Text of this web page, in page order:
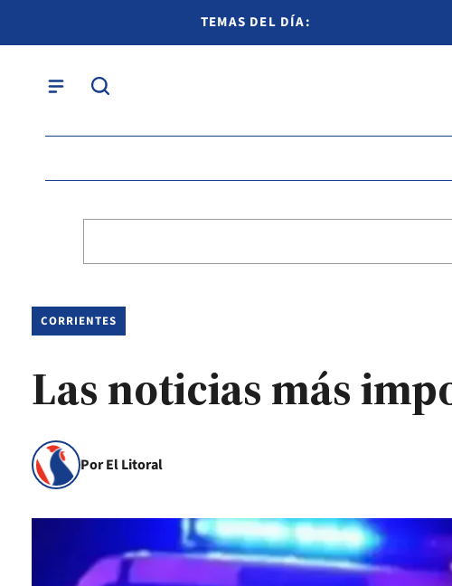
TEMAS DEL DÍA:
CORRIENTES
Las noticias más
Por El Litoral